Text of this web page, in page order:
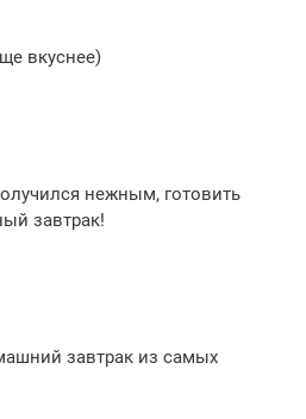
вкуснее)
нежным, готовить
завтрак!
завтрак из самых